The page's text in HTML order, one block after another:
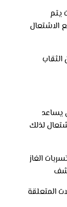
يتم
الاشتعال
يساعد
لذلك
الغاز
المتعلقة